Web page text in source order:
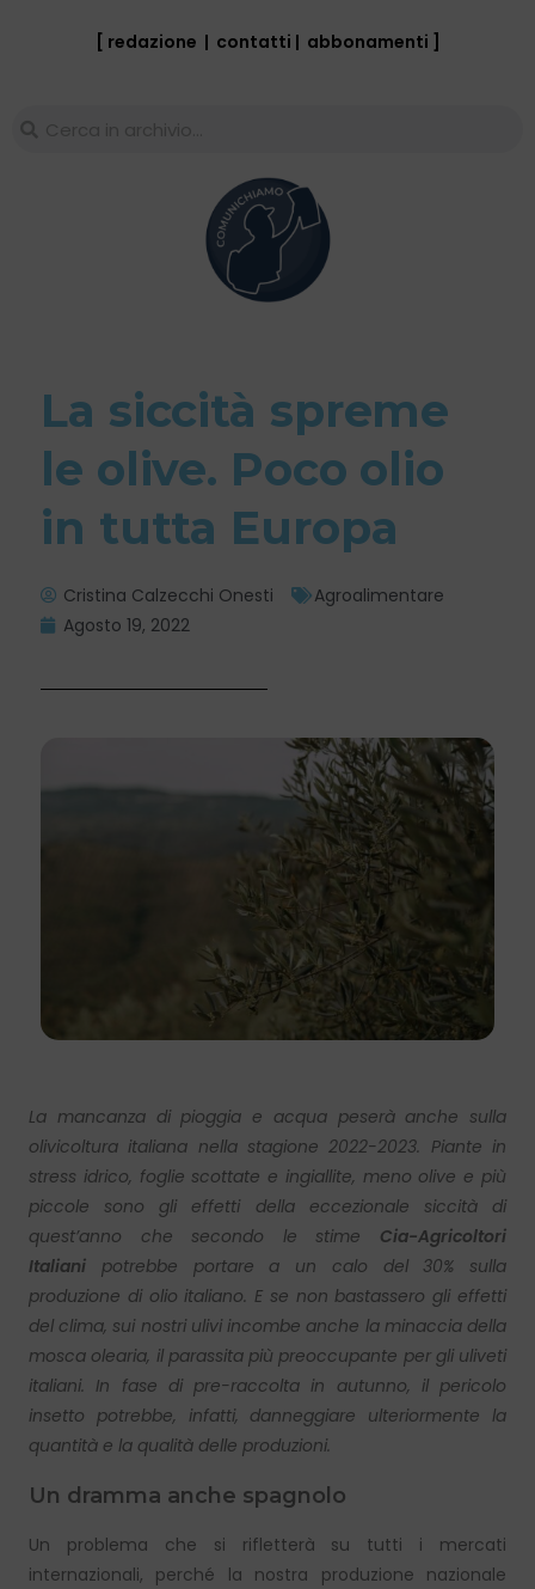
[ redazione | contatti | abbonamenti ]
La siccità spreme
le olive. Poco olio
in tutta Europa
Cristina Calzecchi Onesti
Agroalimentare
Agosto 19, 2022
La mancanza di pioggia e acqua peserà anche sulla
olivicoltura italiana nella stagione 2022-2023. Piante in
stress idrico, foglie scottate e ingiallite, meno olive e più
piccole sono gli effetti della eccezionale siccità di
quest’anno che secondo le stime Cia-Agricoltori
Italiani potrebbe portare a un calo del 30% sulla
produzione di olio italiano. E se non bastassero gli effetti
del clima, sui nostri ulivi incombe anche la minaccia della
mosca olearia, il parassita più preoccupante per gli uliveti
italiani. In fase di pre-raccolta in autunno, il pericolo
insetto potrebbe, infatti, danneggiare ulteriormente la
quantità e la qualità delle produzioni.
Un dramma anche spagnolo
Un problema che si rifletterà su tutti i mercati
internazionali, perché la nostra produzione nazionale